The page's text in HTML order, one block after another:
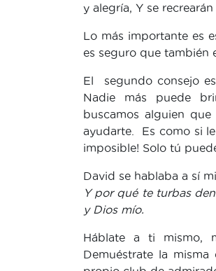
y alegría, Y se
Lo más importante es
es seguro que también
El segundo consejo
Nadie más puede
buscamos alguien
ayudarte. Es como si
imposible! Solo tú
David se hablaba a sí
Y por qué te turbas
y Dios mío.
Háblate a ti mismo,
Demuéstrate la